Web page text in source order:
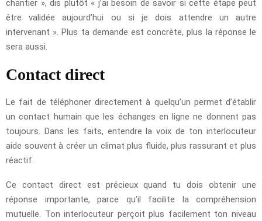
chantier », dis plutôt « j’ai besoin de savoir si cette étape peut
être validée aujourd’hui ou si je dois attendre un autre
intervenant ». Plus ta demande est concrète, plus la réponse le
sera aussi.
Contact direct
Le fait de téléphoner directement à quelqu’un permet d’établir
un contact humain que les échanges en ligne ne donnent pas
toujours. Dans les faits, entendre la voix de ton interlocuteur
aide souvent à créer un climat plus fluide, plus rassurant et plus
réactif.
Ce contact direct est précieux quand tu dois obtenir une
réponse importante, parce qu’il facilite la compréhension
mutuelle. Ton interlocuteur perçoit plus facilement ton niveau